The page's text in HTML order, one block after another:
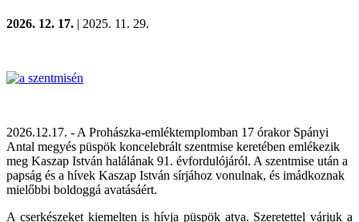
2026. 12. 17. | 2025. 11. 29.
2026.12.17. - A Prohászka-emléktemplomban 17 órakor Spányi
Antal megyés püspök koncelebrált szentmise keretében emlékezik
meg Kaszap István halálának 91. évfordulójáról. A szentmise után a
papság és a hívek Kaszap István sírjához vonulnak, és imádkoznak
mielőbbi boldoggá avatásáért.
A cserkészeket kiemelten is hívja püspök atya. Szeretettel várjuk a